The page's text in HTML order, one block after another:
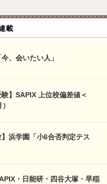
載
、会いたい人」
】SAPIX 上位校偏差値＜
浜学園「小6合否判定テス
・日能研・四谷大塚・早稲